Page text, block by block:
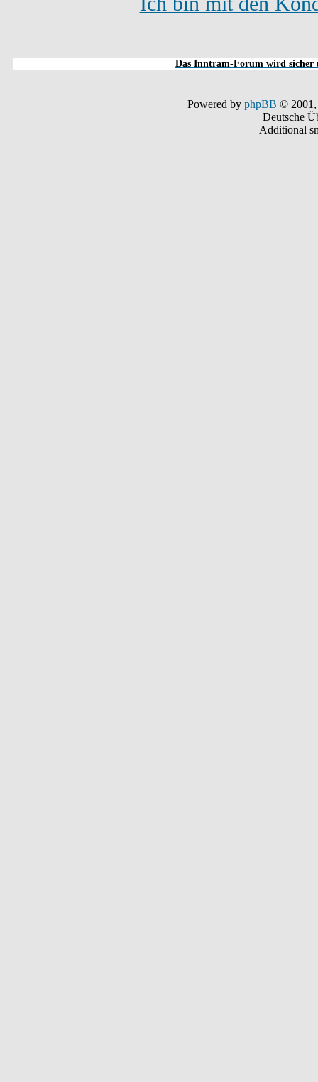
Das Inntram-Forum wird sicher
Powered by phpBB © 2001,
Deutsche
Additional